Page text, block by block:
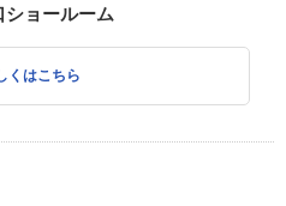
ショールーム
くはこちら